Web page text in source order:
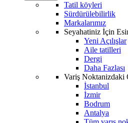
Tatil köyleri
Sürdürülebilirlik
Markalarımız
Seyahatiniz İçin
Yeni Açılışlar
Aile tatilleri
Dergi
Daha Fazlası
Variş Noktanizdaki
İstanbul
İzmir
Bodrum
Antalya